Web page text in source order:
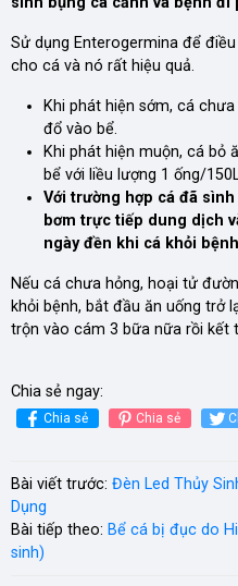
Sử dụng Enterogermina để
cho cá và nó rất hiệu quả.
Khi phát hiện sớm, cá
đổ vào bể.
Khi phát hiện muộn, cá bỏ
bể với liều lượng 1 ống/
Với trường hợp cá đã
bơm trực tiếp dung dịch
ngày đền khi cá khỏi
Nếu cá chưa hỏng, hoại tử
khỏi bệnh, bắt đầu ăn uống trở
trộn vào cám 3 bữa nữa rồi kết
Chia sẻ ngay:
Chia sẻ Chia sẻ
Bài viết trước: Đèn Led Thủy
Dụng
Bài tiếp theo: Bể cá bị đục do
sinh)